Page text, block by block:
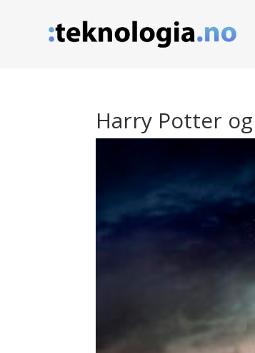
Harry Potter